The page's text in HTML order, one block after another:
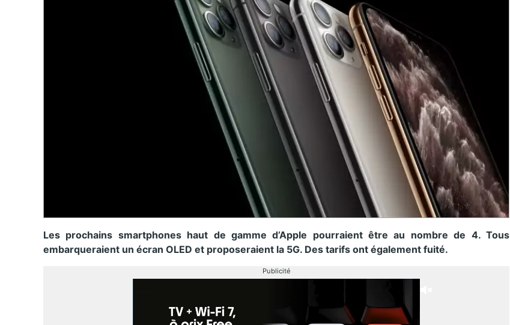
Les prochains smartphones haut de gamme d’Apple pourraient être au nombre de 4. Tous
embarqueraient un écran OLED et proposeraient la 5G. Des tarifs ont également fuité.
Publicité